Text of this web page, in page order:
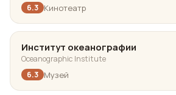
6.3 Кинотеатр
Институт океанографии
Oceanographic Institute
6.3 Музей